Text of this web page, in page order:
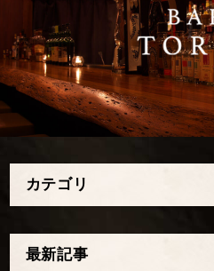
カテゴリ
最新記事